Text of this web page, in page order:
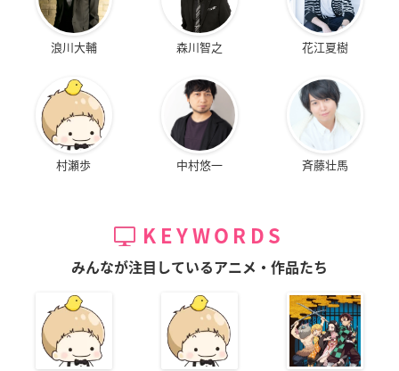
浪川大輔 森川智之 花江夏樹
村瀬歩 中村悠一 斉藤壮馬
KEYWORDS
みんなが注目しているアニメ・作品たち